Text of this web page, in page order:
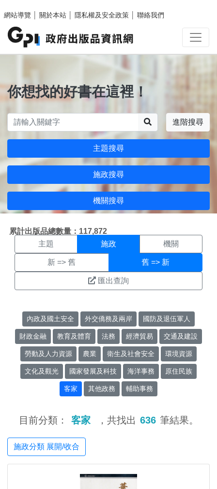
網站導覽
關於本站 隱私權及安全政策 聯絡我們
你想找的好書在這裡！
進階搜尋
主題搜尋
施政搜尋
機關搜尋
累計出版品總數量：117,872
施政搜尋結果頁面
主題 施政 機關
新 => 舊 舊 => 新
匯出查詢
內政及國土安全 外交僑務及兩岸 國防及退伍軍人
財政金融 教育及體育 法務 經濟貿易 交通及建設
勞動及人力資源 農業 衛生及社會安全 環境資源
文化及觀光 國家發展及科技 海洋事務 原住民族
客家 其他政務 輔助事務
目前分類： 客家 ，共找出 636 筆結果。
施政分類 展開/收合